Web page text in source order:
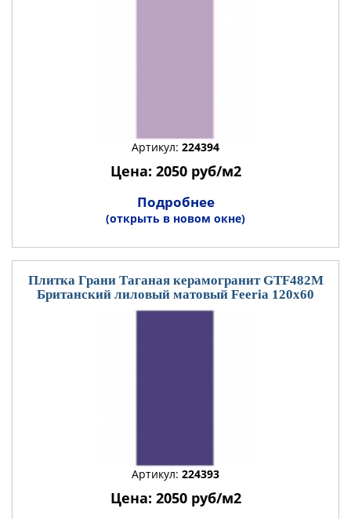
Артикул: 224394
Цена: 2050 руб/м2
Подробнее
(открыть в новом окне)
Плитка Грани Таганая керамогранит GTF482М
Британский лиловый матовый Feeria 120x60
Артикул: 224393
Цена: 2050 руб/м2